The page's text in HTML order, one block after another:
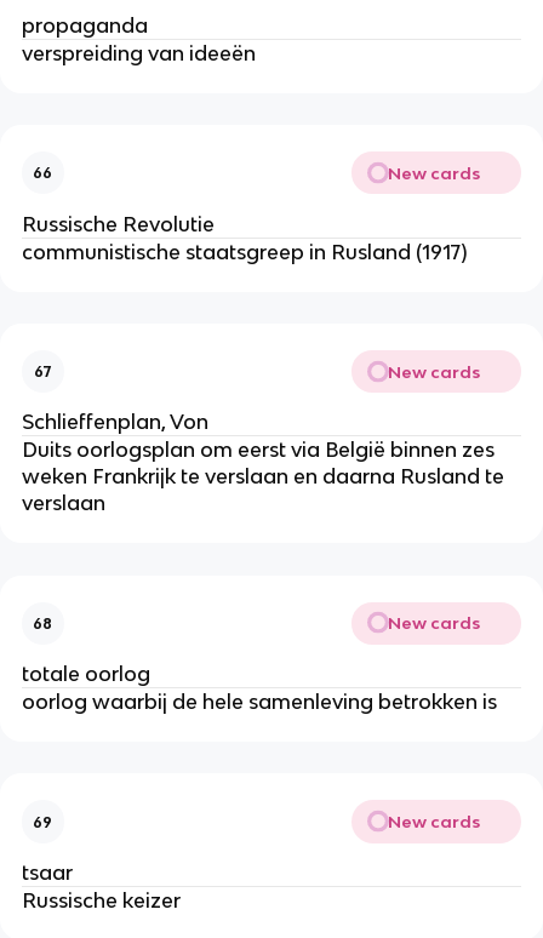
propaganda
verspreiding van ideeën
66 New cards
Russische Revolutie
communistische staatsgreep in Rusland (1917)
67 New cards
Schlieffenplan, Von
Duits oorlogsplan om eerst via België binnen zes
weken Frankrijk te verslaan en daarna Rusland te
verslaan
68 New cards
totale oorlog
oorlog waarbij de hele samenleving betrokken is
69 New cards
tsaar
Russische keizer